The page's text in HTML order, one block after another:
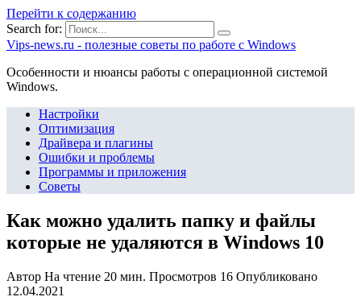
Перейти к содержанию
Search for:
Vips-news.ru - полезные советы по работе с Windows
Особенности и нюансы работы с операционной системой
Windows.
Настройки
Оптимизация
Драйвера и плагины
Ошибки и проблемы
Программы и приложения
Советы
Как можно удалить папку и файлы
которые не удаляются в Windows 10
Автор На чтение 20 мин. Просмотров 16 Опубликовано
12.04.2021